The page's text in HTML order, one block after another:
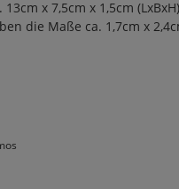
x 7,5cm x 1,5cm (LxBxH)
die Maße ca. 1,7cm x